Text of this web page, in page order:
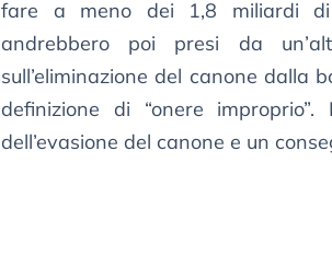
fare a meno dei 1,8 miliardi di
andrebbero poi presi da
sull’eliminazione del canone dalla
definizione di “onere
dell’evasione del canone e un